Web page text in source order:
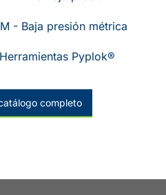
- Baja presión métrica
Pyplok®
completo